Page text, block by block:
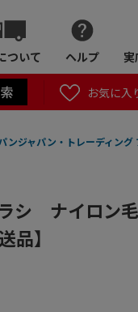
ついて ヘルプ 実
お気に入
ンジャパン・トレーディン
ラシ ナイロ
品】